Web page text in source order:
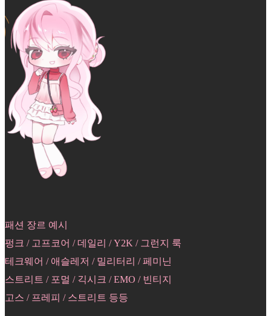
패션 장르 예시
펑크 / 고프코어 / 데일리 / Y2K / 그런지 룩
테크웨어 / 애슬레저 / 밀리터리 / 페미닌
스트리트 / 포멀 / 긱시크 / EMO / 빈티지
고스 / 프레피 / 스트리트 등등